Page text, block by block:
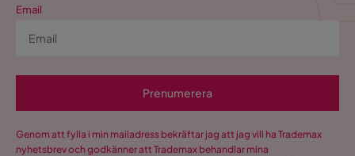
Email
Prenumerera
Genom att fylla i min mailadress bekräftar jag att jag vill ha Trademax
nyhetsbrev och godkänner att Trademax behandlar mina